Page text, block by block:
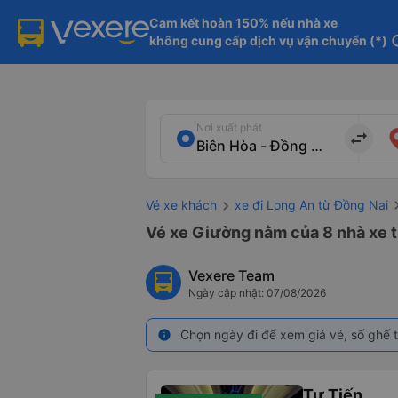
Cam kết hoàn 150% nếu nhà xe
không cung cấp dịch vụ vận chuyển (*)
Nơi xuất phát
import_export
Vé xe khách xe đi Long An từ Đồng Nai
Vé xe Giường nằm của 8 nhà xe
Vexere Team
Ngày cập nhật: 07/08/2026
info Chọn ngày đi để xem giá vé, số